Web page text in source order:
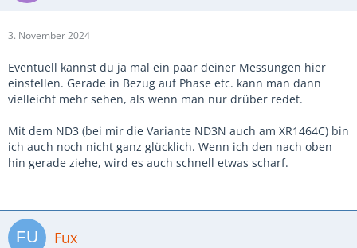
3. November 2024
Eventuell kannst du ja mal ein paar deiner Messungen hier
einstellen. Gerade in Bezug auf Phase etc. kann man dann
vielleicht mehr sehen, als wenn man nur drüber redet.
Mit dem ND3 (bei mir die Variante ND3N auch am XR1464C) bin
ich auch noch nicht ganz glücklich. Wenn ich den nach oben
hin gerade ziehe, wird es auch schnell etwas scharf.
Fux